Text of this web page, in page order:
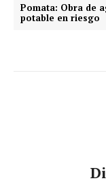
Pomata: Obra de
potable en riesgo